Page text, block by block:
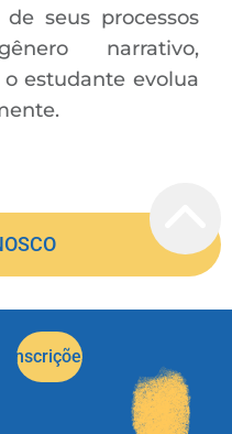
seus processos
narrativo,
estudante evolua
Inscrições